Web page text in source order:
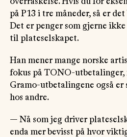
på P13 i tre måneder, så er
Det er penger som gjerne
til plateselskapet.
Han mener mange norske
fokus på TONO-utbetalinger,
Gramo-utbetalingene også er
hos andre.
— Nå som jeg driver
enda mer bevisst på hvor